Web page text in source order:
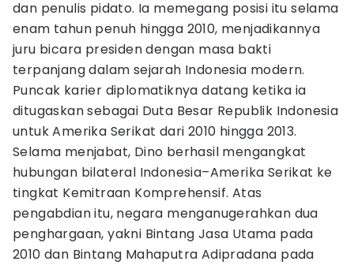
dan penulis pidato. Ia memegang posisi itu selama
enam tahun penuh hingga 2010, menjadikannya
juru bicara presiden dengan masa bakti
terpanjang dalam sejarah Indonesia modern.
Puncak karier diplomatiknya datang ketika ia
ditugaskan sebagai Duta Besar Republik Indonesia
untuk Amerika Serikat dari 2010 hingga 2013.
Selama menjabat, Dino berhasil mengangkat
hubungan bilateral Indonesia–Amerika Serikat ke
tingkat Kemitraan Komprehensif. Atas
pengabdian itu, negara menganugerahkan dua
penghargaan, yakni Bintang Jasa Utama pada
2010 dan Bintang Mahaputra Adipradana pada